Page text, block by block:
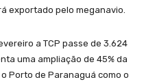
exportado pelo meganavio.
a TCP passe de 3.624
uma ampliação de 45% da
Porto de Paranaguá como o